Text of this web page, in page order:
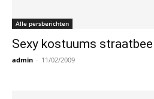
Alle persberichten
Sexy kostuums
admin - 11/02/2009